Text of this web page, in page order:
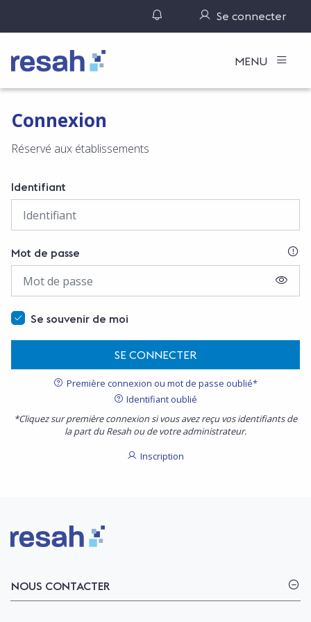
Gérer ses notifications
Se connecter
Logo Resah MENU
Connexion
Réservé aux établissements
Identifiant
Mot de passe
Se souvenir de moi
SE CONNECTER
Première connexion ou mot de passe oublié*
Identifiant oublié
*Cliquez sur première connexion si vous avez reçu vos identifiants de
la part du Resah ou de votre administrateur.
Inscription
Logo Resah
NOUS CONTACTER